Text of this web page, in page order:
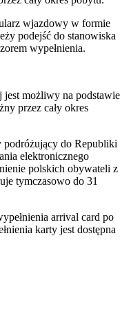
wjazdowy w formie
podejść do stanowiska
wypełnienia.
jest możliwy na podstawie
przez cały okres
do Republiki
elektronicznego
polskich obywateli z
tymczasowo do 31
arrival card po
karty jest dostępna